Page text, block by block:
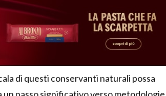
di questi conservanti naturali possa